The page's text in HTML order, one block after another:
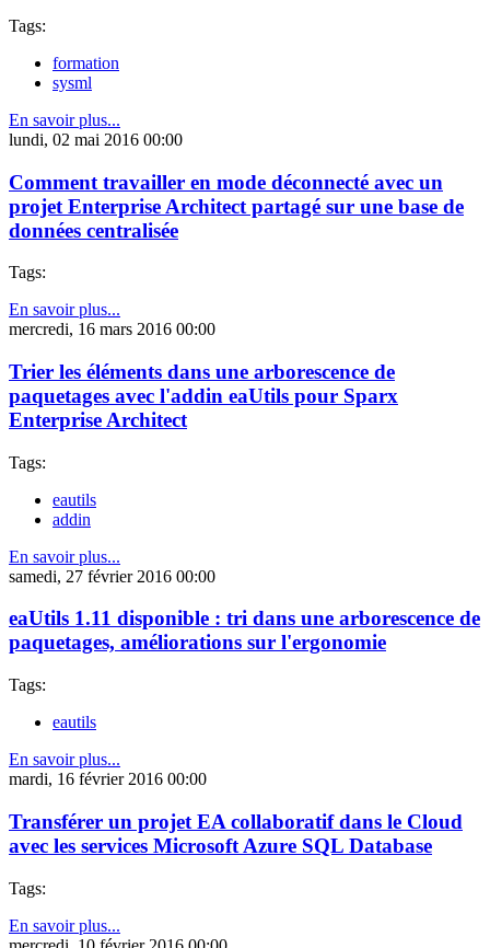
Tags:
formation
sysml
En savoir plus...
lundi, 02 mai 2016 00:00
Comment travailler en mode déconnecté avec un
projet Enterprise Architect partagé sur une base de
données centralisée
Tags:
En savoir plus...
mercredi, 16 mars 2016 00:00
Trier les éléments dans une arborescence de
paquetages avec l'addin eaUtils pour Sparx
Enterprise Architect
Tags:
eautils
addin
En savoir plus...
samedi, 27 février 2016 00:00
eaUtils 1.11 disponible : tri dans une arborescence de
paquetages, améliorations sur l'ergonomie
Tags:
eautils
En savoir plus...
mardi, 16 février 2016 00:00
Transférer un projet EA collaboratif dans le Cloud
avec les services Microsoft Azure SQL Database
Tags:
En savoir plus...